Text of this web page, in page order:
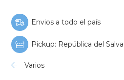
Envios a todo el país
Pickup: República del
Varios